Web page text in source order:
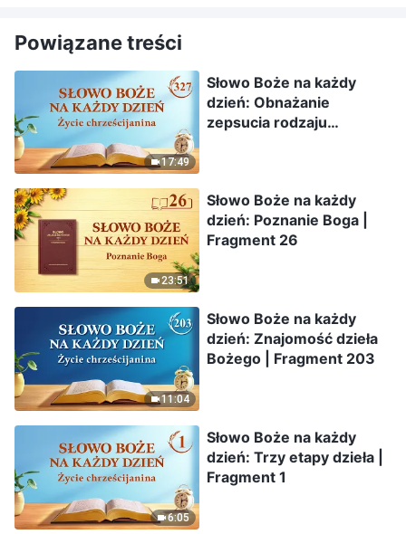
Powiązane treści
17:49
Słowo Boże na każdy
dzień: Obnażanie
zepsucia rodzaju
23:51
Słowo Boże na każdy
dzień: Poznanie Boga |
Fragment 26
11:04
Słowo Boże na każdy
dzień: Znajomość dzieła
Bożego | Fragment 203
6:05
Słowo Boże na każdy
dzień: Trzy etapy dzieła |
Fragment 1